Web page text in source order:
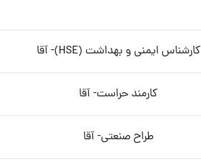
کارشناس ایمنی و بهداشت (HSE)- آقا
کارمند حراست- آقا
طراح صنعتی- آقا